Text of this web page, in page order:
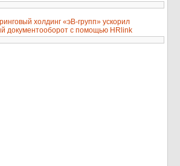
холдинг «эВ-групп» ускорил
документооборот с помощью HRlink